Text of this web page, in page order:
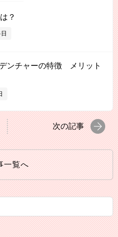
？
ンチャーの特徴 メリット
次の記事
一覧へ